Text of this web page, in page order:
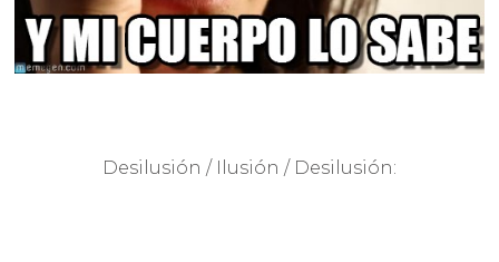
Desilusión / Ilusión / Desilusión: